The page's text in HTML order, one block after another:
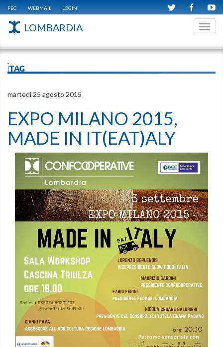
PEC WEBMAIL LOGIN
LOMBARDIA
iTAG
martedì 25 agosto 2015
EXPO MILANO 2015,
MADE IN IT(EAT)ALY